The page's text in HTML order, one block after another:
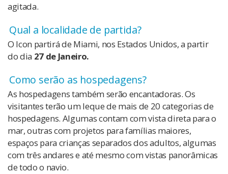
agitada.
Qual a localidade de partida?
O Icon partirá de Miami, nos Estados Unidos, a partir
do dia 27 de Janeiro.
Como serão as hospedagens?
As hospedagens também serão encantadoras. Os
visitantes terão um leque de mais de 20 categorias de
hospedagens. Algumas contam com vista direta para o
mar, outras com projetos para famílias maiores,
espaços para crianças separados dos adultos, algumas
com três andares e até mesmo com vistas panorâmicas
de todo o navio.